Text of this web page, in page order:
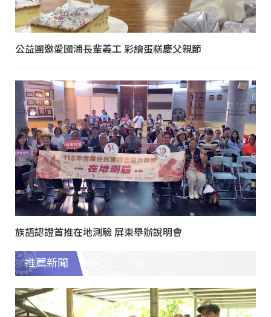
公益團邀愛國浦長輩義工 彩繪蛋糕慶父親節
族語認證首推在地測驗 屏東舉辦說明會
推薦新聞